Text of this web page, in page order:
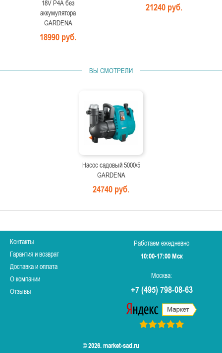
18V P4A без
аккумулятора
GARDENA
18990 руб.
21240 руб.
ВЫ СМОТРЕЛИ
Насос садовый 5000/5
GARDENA
24740 руб.
Контакты
Гарантия и возврат
Доставка и оплата
О компании
Отзывы
Работаем ежедневно
10:00-17:00 Мск
Москва:
+7 (495) 798-08-63
© 2026. market-sad.ru